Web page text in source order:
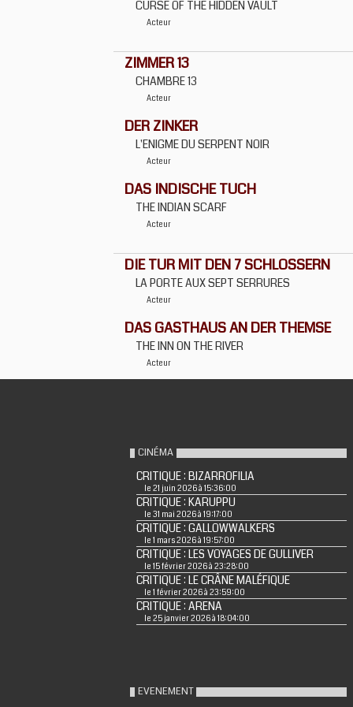
CURSE OF THE HIDDEN VAULT
Acteur
ZIMMER 13
CHAMBRE 13
Acteur
DER ZINKER
L'ENIGME DU SERPENT NOIR
Acteur
DAS INDISCHE TUCH
THE INDIAN SCARF
Acteur
DIE TUR MIT DEN 7 SCHLOSSERN
LA PORTE AUX SEPT SERRURES
Acteur
DAS GASTHAUS AN DER THEMSE
THE INN ON THE RIVER
Acteur
CINÉMA
CRITIQUE : BIZARROFILIA
le 21 juin 2026 à 15:36:00
CRITIQUE : KARUPPU
le 31 mai 2026 à 19:17:00
CRITIQUE : GALLOWWALKERS
le 1 mars 2026 à 19:57:00
CRITIQUE : LES VOYAGES DE GULLIVER
le 15 février 2026 à 23:28:00
CRITIQUE : LE CRÂNE MALÉFIQUE
le 1 février 2026 à 23:59:00
CRITIQUE : ARENA
le 25 janvier 2026 à 18:04:00
EVENEMENT